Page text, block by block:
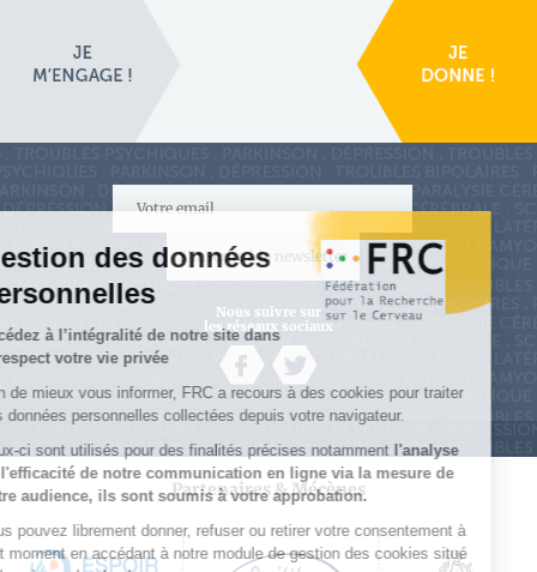
S'inscrire à la newsletter
Nous suivre sur
les réseaux sociaux
Partenaires & Mécènes